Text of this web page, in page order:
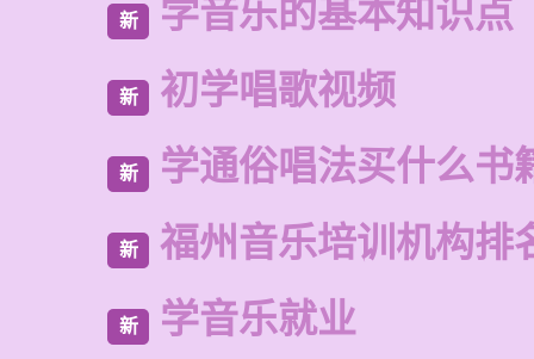
新 学音乐的基本知识点
新 初学唱歌视频
新 学通俗唱法买什么书
新 福州音乐培训机构排
新 学音乐就业